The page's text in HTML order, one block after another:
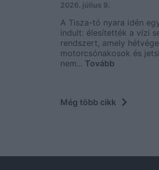
2026. július 9.
A Tisza-tó nyara idén
indult: élesítették a vízi
rendszert, amely
motorcsónakosok és
nem... Tovább
Még több cikk